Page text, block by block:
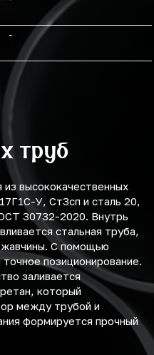
-
труб
высококачественных
У, Ст3сп и сталь 20,
30732-2020. Внутрь
стальная труба,
С помощью
позиционирование.
заливается
который
между трубой и
формируется прочный